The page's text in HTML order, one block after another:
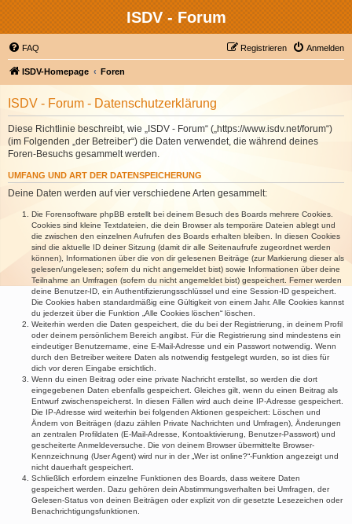
ISDV - Forum
FAQ Anmelden
Registrieren
ISDV-Homepage Foren
ISDV - Forum - Datenschutzerklärung
Diese Richtlinie beschreibt, wie „ISDV - Forum“ („https://www.isdv.net/forum“)
(im Folgenden „der Betreiber“) die Daten verwendet, die während deines
Foren-Besuchs gesammelt werden.
UMFANG UND ART DER DATENSPEICHERUNG
Deine Daten werden auf vier verschiedene Arten gesammelt:
Die Forensoftware phpBB erstellt bei deinem Besuch des Boards mehrere Cookies.
Cookies sind kleine Textdateien, die dein Browser als temporäre Dateien ablegt und
die zwischen den einzelnen Aufrufen des Boards erhalten bleiben. In diesen Cookies
sind die aktuelle ID deiner Sitzung (damit dir alle Seitenaufrufe zugeordnet werden
können), Informationen über die von dir gelesenen Beiträge (zur Markierung dieser als
gelesen/ungelesen; sofern du nicht angemeldet bist) sowie Informationen über deine
Teilnahme an Umfragen (sofern du nicht angemeldet bist) gespeichert. Ferner werden
deine Benutzer-ID, ein Authentifizierungsschlüssel und eine Session-ID gespeichert.
Die Cookies haben standardmäßig eine Gültigkeit von einem Jahr. Alle Cookies kannst
du jederzeit über die Funktion „Alle Cookies löschen“ löschen.
Weiterhin werden die Daten gespeichert, die du bei der Registrierung, in deinem Profil
oder deinem persönlichem Bereich angibst. Für die Registrierung sind mindestens ein
eindeutiger Benutzername, eine E-Mail-Adresse und ein Passwort notwendig. Wenn
durch den Betreiber weitere Daten als notwendig festgelegt wurden, so ist dies für
dich vor deren Eingabe ersichtlich.
Wenn du einen Beitrag oder eine private Nachricht erstellst, so werden die dort
eingegebenen Daten ebenfalls gespeichert. Gleiches gilt, wenn du einen Beitrag als
Entwurf zwischenspeicherst. In diesen Fällen wird auch deine IP-Adresse gespeichert.
Die IP-Adresse wird weiterhin bei folgenden Aktionen gespeichert: Löschen und
Ändern von Beiträgen (dazu zählen Private Nachrichten und Umfragen), Änderungen
an zentralen Profildaten (E-Mail-Adresse, Kontoaktivierung, Benutzer-Passwort) und
gescheiterte Anmeldeversuche. Die von deinem Browser übermittelte Browser-
Kennzeichnung (User Agent) wird nur in der „Wer ist online?“-Funktion angezeigt und
nicht dauerhaft gespeichert.
Schließlich erfordern einzelne Funktionen des Boards, dass weitere Daten
gespeichert werden. Dazu gehören dein Abstimmungsverhalten bei Umfragen, der
Gelesen-Status von deinen Beiträgen oder explizit von dir gesetzte Lesezeichen oder
Benachrichtigungsfunktionen.